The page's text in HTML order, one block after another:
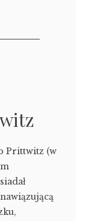
Prittwitz (w